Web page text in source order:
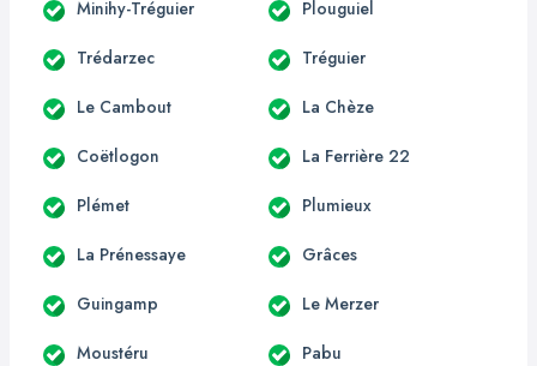
Minihy-Tréguier Plouguiel
Trédarzec Tréguier
Le Cambout La Chèze
Coëtlogon La Ferrière 22
Plémet Plumieux
La Prénessaye Grâces
Guingamp Le Merzer
Moustéru Pabu